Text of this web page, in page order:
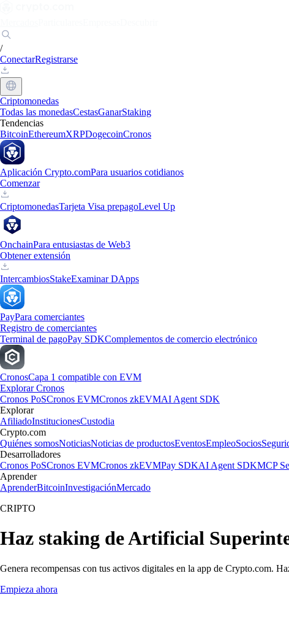
/
ConectarRegistrarse
Criptomonedas
Todas las monedasCestasGanarStaking
Tendencias
BitcoinEthereumXRPDogecoinCronos
Aplicación Crypto.comPara usuarios cotidianos
Comenzar
CriptomonedasTarjeta Visa prepagoLevel Up
OnchainPara entusiastas de Web3
Obtener extensión
IntercambiosStakeExaminar DApps
PayPara comerciantes
Registro de comerciantes
Terminal de pagoPay SDKComplementos de comercio electrónico
CronosCapa 1 compatible con EVM
Explorar Cronos
Cronos PoSCronos EVMCronos zkEVMAI Agent SDK
Explorar
AfiliadoInstitucionesCustodia
Crypto.com
Quiénes somosNoticiasNoticias de productosEventosEmpleoSocios
Desarrolladores
Cronos PoSCronos EVMCronos zkEVMPay SDKAI Agent SDKMCP
Aprender
AprenderBitcoinInvestigaciónMercado
CRIPTO
Haz staking de Artificial
Genera recompensas con tus activos digitales en la app de Crypto.com.
Empieza ahora